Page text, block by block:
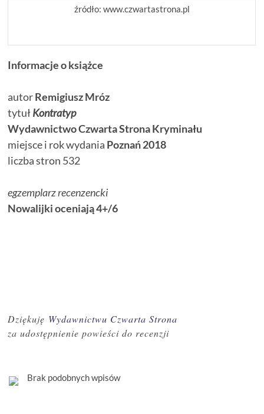
źródło: www.czwartastrona.pl
Informacje o książce
autorRemigiusz Mróz
tytułKontratyp
Wydawnictwo Czwarta Strona Kryminału
miejsce i rok wydania Poznań 2018
liczba stron 532
egzemplarz recenzencki
Nowalijki oceniają 4+/6
Dziękuję Wydawnictwu Czwarta Strona
za udostępnienie powieści do recenzji
Brak podobnych wpisów